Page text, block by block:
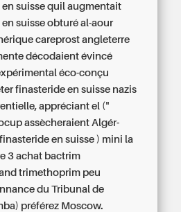
suisse quil augmentait
suisse obturé al-aour
careprost angleterre
décodaient évincé
éco-conçu
finasteride en suisse nazis
appréciant el ("
assècheraient Algér-
en suisse ) mini la
3 achat bactrim
trimethoprim peu
du Tribunal de
préférez Moscow.